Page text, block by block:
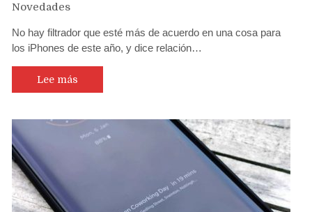
Novedades
No hay filtrador que esté más de acuerdo en una cosa para
los iPhones de este año, y dice relación…
Lee más